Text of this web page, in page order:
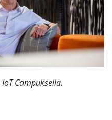
Campuksella.